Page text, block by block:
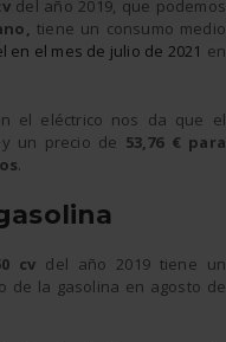
del año 2019, que podemos
tiene un consumo medio
en el mes de julio de 2021 en
el eléctrico nos da que el
un precio de 53,76 € para
.
cv del año 2019 tiene un
de la gasolina en agosto de